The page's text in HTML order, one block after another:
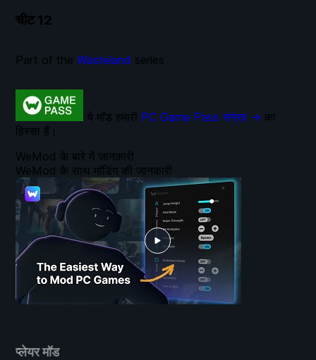
चीट 12
प्लेयर मॉड
WeMod के बारे में जानकारी
WeMod के साथ मॉडिंग की जानकारी
ये मॉड हमारी PC Game Pass संग्रह → का
हिस्सा हैं।
Part of the Wasteland series